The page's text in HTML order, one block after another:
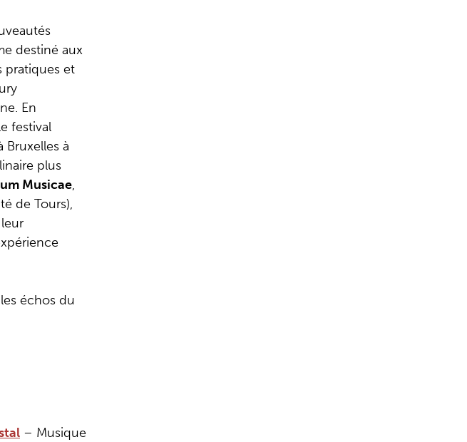
destiné aux
pratiques et
En
festival
à
plus
Musicae,
de Tours),
échos du
– Musique